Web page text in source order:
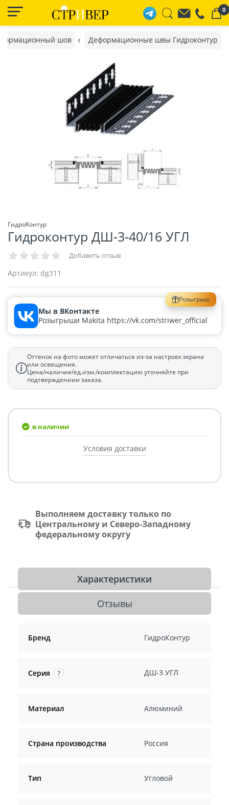
0
шов Деформационные швы Гидроконтур
ГидроКонтур
Гидроконтур ДШ-3-40/16 УГЛ
Добавить отзыв
Артикул: dg311
Розыгрыш
Мы в ВКонтакте
Розыгрыши Makita https://vk.com/striwer_official
Оттенок на фото может отличаться из-за настроек экрана
или освещения.
Цена/наличие/ед.изм./комплектацию уточняйте при
подтверждениии заказа.
в наличии
Условия доставки
Выполняем доставку только по
Центральному и Северо-Западному
федеральному округу
Характеристики
Отзывы
Бренд ГидроКонтур
Серия ? ДШ-3 УГЛ
Материал Алюминий
Страна производства Россия
Тип Угловой